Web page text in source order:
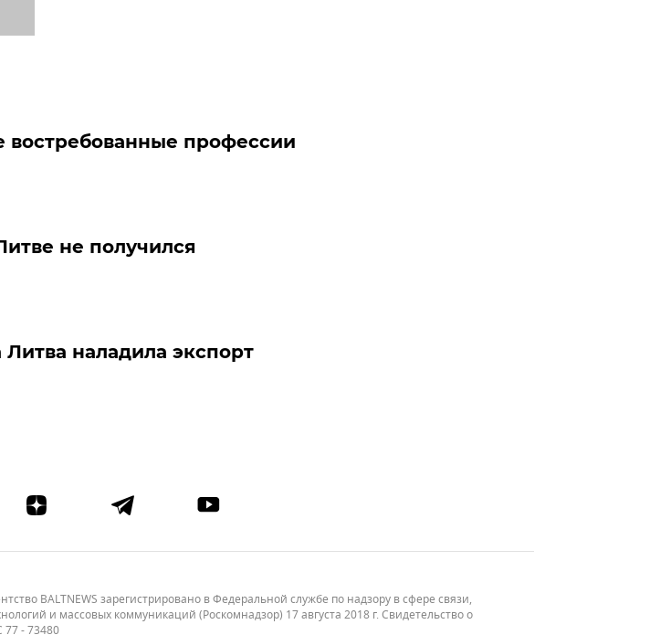
профессии
не получился
наладила экспорт
BALTNEWS зарегистрировано в Федеральной службе по надзору в сфере связи,
и массовых коммуникаций (Роскомнадзор) 17 августа 2018 г. Свидетельство о
- 73480